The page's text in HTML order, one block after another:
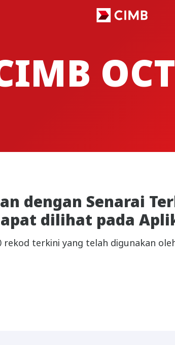
dengan Senarai
dilihat pada
rekod terkini yang telah digunakan